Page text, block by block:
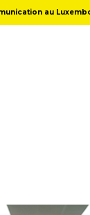
au